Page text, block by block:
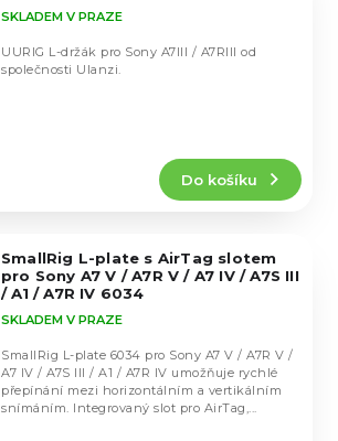
SKLADEM V PRAZE
Do košíku
UURIG L-držák pro Sony A7III / A7RIII od
společnosti Ulanzi.
SmallRig L-plate s AirTag slotem
pro Sony A7 V / A7R V / A7 IV / A7S III
/ A1 / A7R IV 6034
SKLADEM V PRAZE
SmallRig L-plate 6034 pro Sony A7 V / A7R V /
A7 IV / A7S III / A1 / A7R IV umožňuje rychlé
přepínání mezi horizontálním a vertikálním
snímáním. Integrovaný slot pro AirTag,...